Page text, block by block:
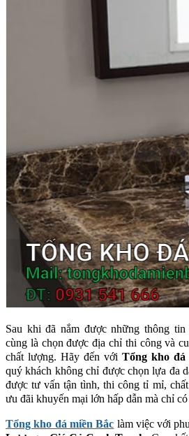
Sau khi đã nắm được những thông
cùng là chọn được địa chỉ thi công và
chất lượng. Hãy đến với Tổng kho đá
quý khách không chỉ được chọn lựa đa
được tư vấn tận tình, thi công tỉ mỉ,
ưu đãi khuyến mại lớn hấp dẫn mà chỉ
Tổng kho đá miền Bắc làm việc với